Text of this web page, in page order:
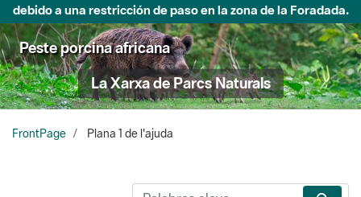
debido a una restricción de paso en la zona de la Foradada.
Peste porcina africana
La Xarxa de Parcs Naturals
FrontPage Plana 1 de l'ajuda